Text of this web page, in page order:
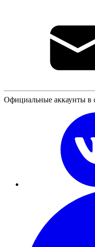
Официальные аккаунты в